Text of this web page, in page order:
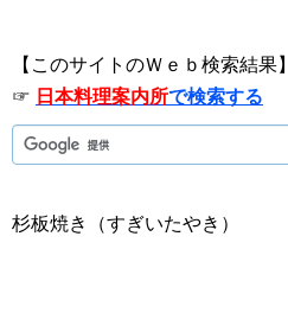
【このサイトのＷｅｂ検索結果】
☞ 日本料理案内所で検索する
杉板焼き（すぎいたやき）